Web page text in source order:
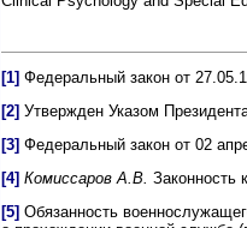
[1]Федеральный закон от
[2]Утвержден Указом
[3]Федеральный закон от 02
[4] Комиссаров А.В. Законность
[5]Обязанность